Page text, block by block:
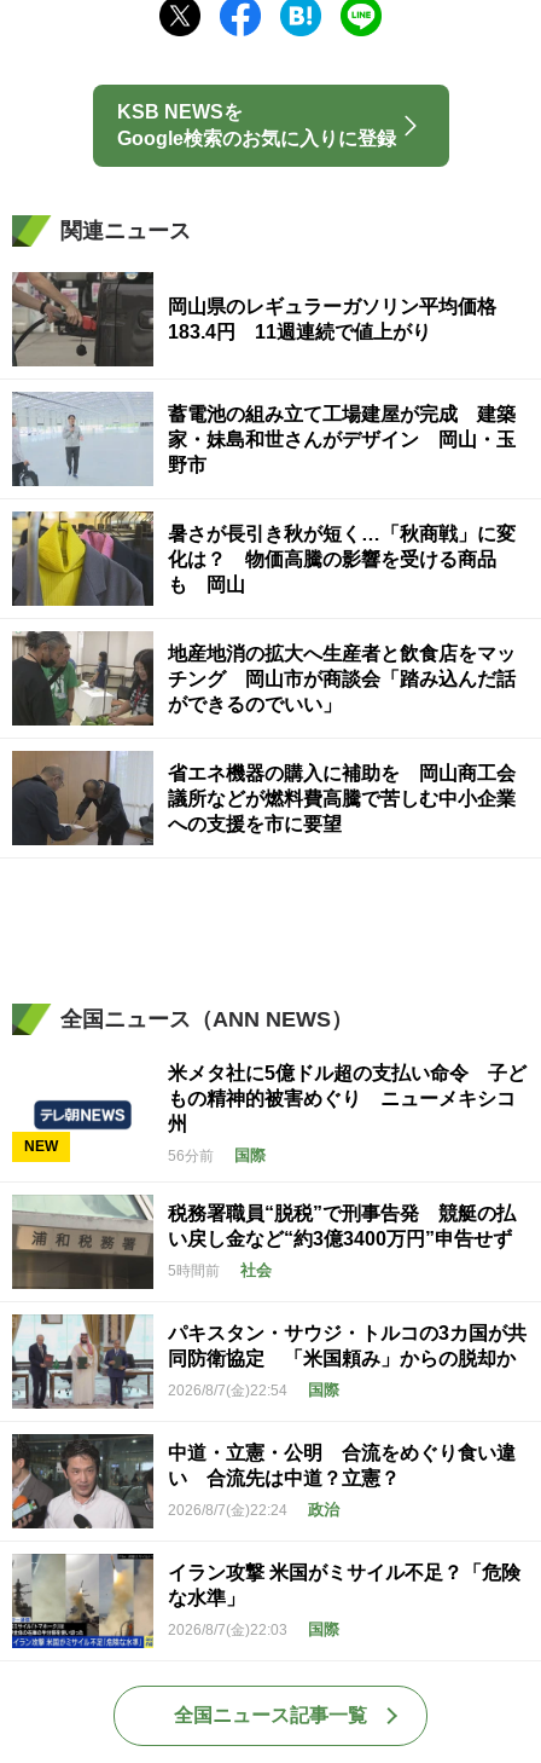
KSB NEWSを
Google検索のお気に入りに登録
関連ニュース
岡山県のレギュラーガソリン平均価格
183.4円 11週連続で値上がり
蓄電池の組み立て工場建屋が完成 建築
家・妹島和世さんがデザイン 岡山・玉
野市
暑さが長引き秋が短く…「秋商戦」に変
化は？ 物価高騰の影響を受ける商品
も 岡山
地産地消の拡大へ生産者と飲食店をマッ
チング 岡山市が商談会「踏み込んだ話
ができるのでいい」
省エネ機器の購入に補助を 岡山商工会
議所などが燃料費高騰で苦しむ中小企業
への支援を市に要望
全国ニュース（ANN NEWS）
NEW
米メタ社に5億ドル超の支払い命令 子ど
もの精神的被害めぐり ニューメキシコ
州
56分前 国際
税務署職員“脱税”で刑事告発 競艇の払
い戻し金など“約3億3400万円”申告せず
5時間前 社会
パキスタン・サウジ・トルコの3カ国が共
同防衛協定 「米国頼み」からの脱却か
2026/8/7(金)22:54 国際
中道・立憲・公明 合流をめぐり食い違
い 合流先は中道？立憲？
2026/8/7(金)22:24 政治
イラン攻撃 米国がミサイル不足？「危険
な水準」
2026/8/7(金)22:03 国際
全国ニュース記事一覧